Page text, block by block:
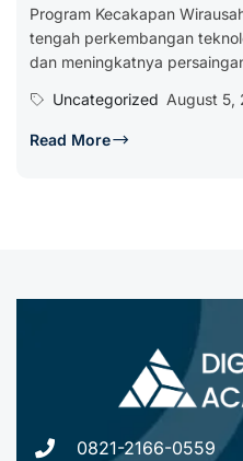
Program Kecakapan
tengah perkembangan
dan meningkatnya
Uncategorized August 5,
Read More
0821-2166-0559